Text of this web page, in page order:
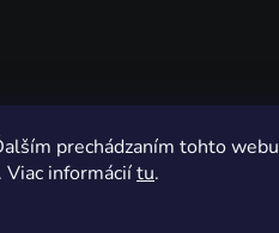
prechádzaním tohto webu
informáciítu.